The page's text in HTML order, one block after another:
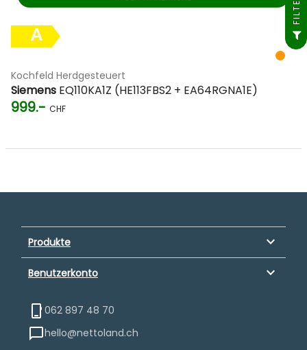
A
Kochfeld Herdgesteuert
Siemens EQ110KA1Z (HE113FBS2 + EA64RGNA1E)
999.- CHF
Produkte keyboard_arrow_down
Benutzerkonto keyboard_arrow_down
062 897 48 70
hello@nettoland.ch
FILTER